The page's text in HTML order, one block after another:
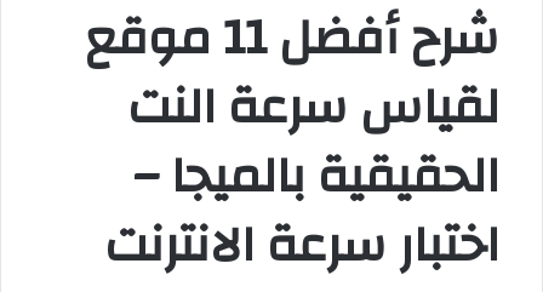
شرح أفضل 11 موقع
لقياس سرعة النت
الحقيقية بالميجا –
اختبار سرعة الانترنت